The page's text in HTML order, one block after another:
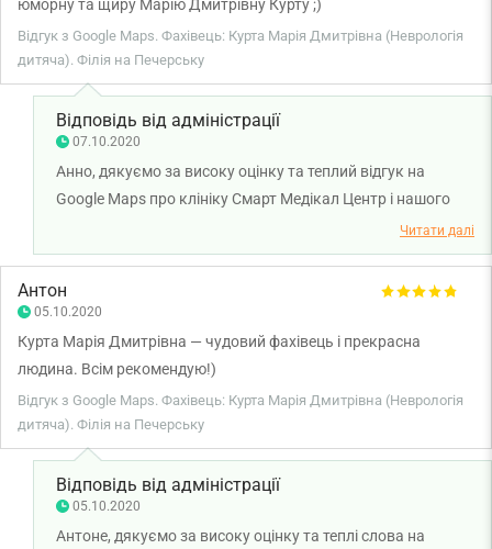
юморну та щиру Марію Дмитрівну Курту ;)
Відгук з Google Maps. Фахівець: Курта Марія Дмитрівна (Неврологія
дитяча). Філія на Печерську
Відповідь від адміністрації
07.10.2020
Анно, дякуємо за високу оцінку та теплий відгук на
Google Maps про клініку Смарт Медікал Центр і нашого
лікаря-невролога Курту Марію Дмитрівну. Нам дуже
приємно, що ви залишилися задоволені візитом і
професійністю лікаря. Дякуємо за довіру і щиро бажаємо
вам міцного здоров'я!
Читати далі
Антон
05.10.2020
Курта Марія Дмитрівна — чудовий фахівець і прекрасна
людина. Всім рекомендую!)
Відгук з Google Maps. Фахівець: Курта Марія Дмитрівна (Неврологія
дитяча). Філія на Печерську
Відповідь від адміністрації
05.10.2020
Антоне, дякуємо за високу оцінку та теплі слова на